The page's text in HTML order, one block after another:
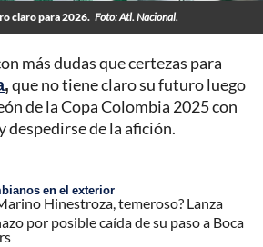
claro para 2026. Foto: Atl. Nacional.
más dudas que certezas para
,que no tiene claro su futuro luego
de la Copa Colombia 2025 con
despedirse de la afición.
en el exterior
Hinestroza, temeroso? Lanza
por posible caída de su paso a Boca